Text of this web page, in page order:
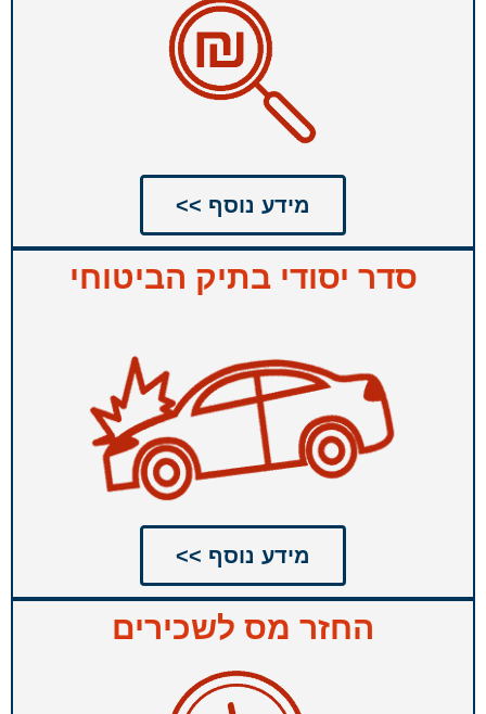
מידע נוסף >>
סדר יסודי בתיק הביטוחי
מידע נוסף >>
החזר מס לשכירים